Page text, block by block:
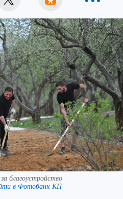
благоустройство
в Фотобанк КП